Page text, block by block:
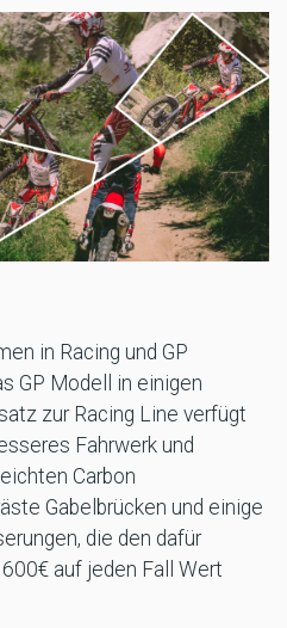
in Racing und GP
GP Modell in einigen
zur Racing Line verfügt
Fahrwerk und
Carbon
Gabelbrücken und einige
die den dafür
auf jeden Fall Wert